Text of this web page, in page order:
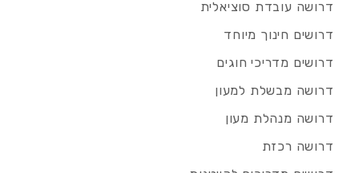
דרושה עובדת סוציאלית
דרושים חינוך מיוחד
דרושים מדריכי חוגים
דרושה מבשלת למעון
דרושה מנהלת מעון
דרושה רכזת